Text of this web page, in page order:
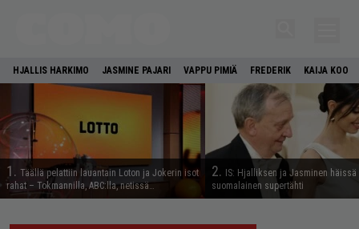
HJALLIS HARKIMO JASMINE PAJARI VAPPU PIMIÄ FREDERIK KAIJA KOO
1. Täällä pelattiin lauantain Loton ja Jokerin isot
rahat – Tokmannilla, ABC:lla, netissä…
2.
IS: Hjalliksen ja Jasminen häissä
suomalainen supertähti